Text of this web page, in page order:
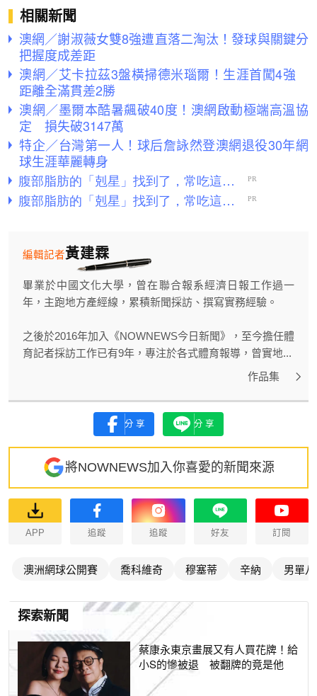
相關新聞
澳網／謝淑薇女雙8強遭直落二淘汰！發球與關鍵分
把握度成差距
澳網／艾卡拉茲3盤橫掃德米瑙爾！生涯首闖4強
距離全滿貫差2勝
澳網／墨爾本酷暑飆破40度！澳網啟動極端高溫協
定 損失破3147萬
特企／台灣第一人！球后詹詠然登澳網退役30年網
球生涯華麗轉身
黃建霖
編輯記者
畢業於中國文化大學，曾在聯合報系經濟日報工作過一
年，主跑地方產經線，累積新聞採訪、撰寫實務經驗。
之後於2016年加入《NOWNEWS今日新聞》，至今擔任體
育記者採訪工作已有9年，專注於各式體育報導，曾實地...
作品集
分享 分享
將NOWNEWS加入你喜愛的新聞來源
APP 追蹤 追蹤 好友 訂閱
澳洲網球公開賽 喬科維奇 穆塞蒂 辛納 男單
探索新聞
蔡康永東京畫展又有人買花牌！給
小S的慘被退 被翻牌的竟是他